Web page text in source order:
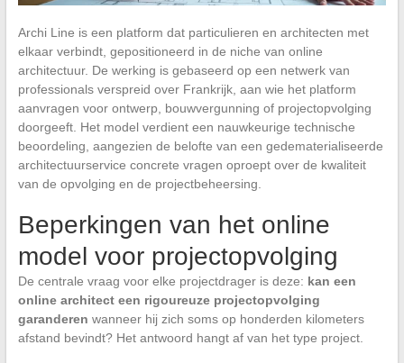
Archi Line is een platform dat particulieren en architecten met
elkaar verbindt, gepositioneerd in de niche van online
architectuur. De werking is gebaseerd op een netwerk van
professionals verspreid over Frankrijk, aan wie het platform
aanvragen voor ontwerp, bouwvergunning of projectopvolging
doorgeeft. Het model verdient een nauwkeurige technische
beoordeling, aangezien de belofte van een gedematerialiseerde
architectuurservice concrete vragen oproept over de kwaliteit
van de opvolging en de projectbeheersing.
Beperkingen van het online
model voor projectopvolging
De centrale vraag voor elke projectdrager is deze: kan een
online architect een rigoureuze projectopvolging
garanderen wanneer hij zich soms op honderden kilometers
afstand bevindt? Het antwoord hangt af van het type project.